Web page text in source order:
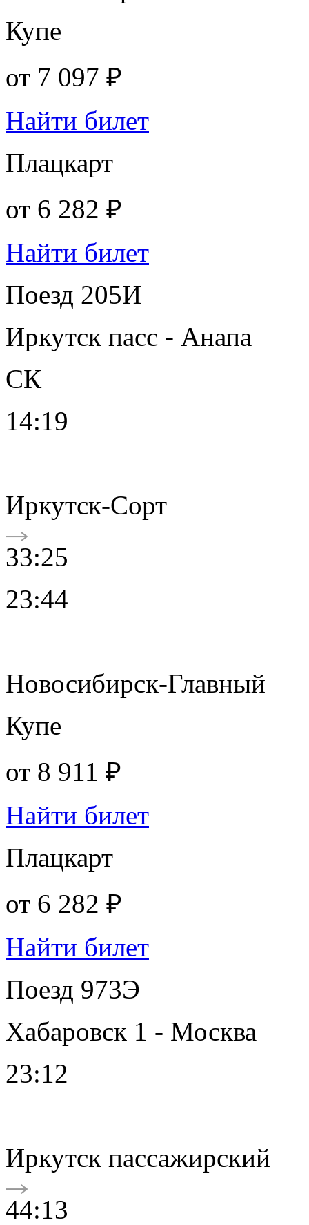
Купе
от 7 097 ₽
Найти билет
Плацкарт
от 6 282 ₽
Найти билет
Поезд 205И
Иркутск пасс - Анапа
СК
14:19
Иркутск-Сорт
33:25
23:44
Новосибирск-Главный
Купе
от 8 911 ₽
Найти билет
Плацкарт
от 6 282 ₽
Найти билет
Поезд 973Э
Хабаровск 1 - Москва
23:12
Иркутск пассажирский
44:13